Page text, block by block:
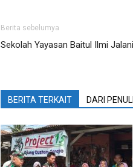
Berita sebelumya
Sekolah Yayasan Baitul Ilmi
BERITA TERKAIT DARI